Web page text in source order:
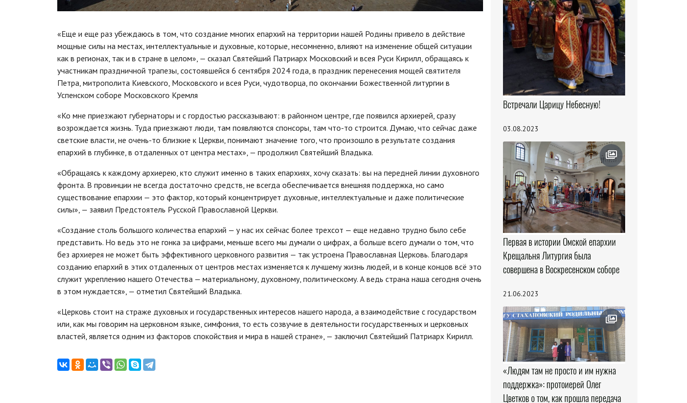
«Еще и еще раз убеждаюсь в том, что создание многих епархий на территории нашей Родины привело в действие
мощные силы на местах, интеллектуальные и духовные, которые, несомненно, влияют на изменение общей ситуации
как в регионах, так и в стране в целом», — сказал Святейший Патриарх Московский и всея Руси Кирилл, обращаясь к
участникам праздничной трапезы, состоявшейся 6 сентября 2024 года, в праздник перенесения мощей святителя
Петра, митрополита Киевского, Московского и всея Руси, чудотворца, по окончании Божественной литургии в
Успенском соборе Московского Кремля
«Ко мне приезжают губернаторы и с гордостью рассказывают: в районном центре, где появился архиерей, сразу
возрождается жизнь. Туда приезжают люди, там появляются спонсоры, там что-то строится. Думаю, что сейчас даже
светские власти, не очень-то близкие к Церкви, понимают значение того, что произошло в результате создания
епархий в глубинке, в отдаленных от центра местах», — продолжил Святейший Владыка.
«Обращаясь к каждому архиерею, кто служит именно в таких епархиях, хочу сказать: вы на передней линии духовного
фронта. В провинции не всегда достаточно средств, не всегда обеспечивается внешняя поддержка, но само
существование епархии — это фактор, который концентрирует духовные, интеллектуальные и даже политические
силы», — заявил Предстоятель Русской Православной Церкви.
«Создание столь большого количества епархий — у нас их сейчас более трехсот — еще недавно трудно было себе
представить. Но ведь это не гонка за цифрами, меньше всего мы думали о цифрах, а больше всего думали о том, что
без архиерея не может быть эффективного церковного развития — так устроена Православная Церковь. Благодаря
созданию епархий в этих отдаленных от центров местах изменяется к лучшему жизнь людей, и в конце концов всё это
служит укреплению нашего Отечества — материальному, духовному, политическому. А ведь страна наша сегодня очень
в этом нуждается», — отметил Святейший Владыка.
«Церковь стоит на страже духовных и государственных интересов нашего народа, а взаимодействие с государством
или, как мы говорим на церковном языке, симфония, то есть созвучие в деятельности государственных и церковных
властей, является одним из факторов спокойствия и мира в нашей стране», — заключил Святейший Патриарх Кирилл.
Встречали Царицу Небесную!
03.08.2023
Первая в истории Омской епархии
Крещальня Литургия была
совершена в Воскресенском соборе
21.06.2023
«Людям там не просто и им нужна
поддержка»: протоиерей Олег
Цветков о том, как прошла передача